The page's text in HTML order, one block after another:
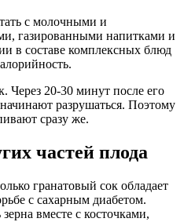
с молочными и
газированными напитками и
в составе комплексных блюд
Через 20-30 минут после его
разрушаться. Поэтому
сразу же.
частей плода
гранатовый сок обладает
с сахарным диабетом.
вместе с косточками,